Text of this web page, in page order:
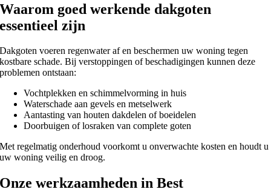
Waarom goed werkende dakgoten
essentieel zijn
Dakgoten voeren regenwater af en beschermen uw woning tegen
kostbare schade. Bij verstoppingen of beschadigingen kunnen deze
problemen ontstaan:
Vochtplekken en schimmelvorming in huis
Waterschade aan gevels en metselwerk
Aantasting van houten dakdelen of boeidelen
Doorbuigen of losraken van complete goten
Met regelmatig onderhoud voorkomt u onverwachte kosten en houdt u
uw woning veilig en droog.
Onze werkzaamheden in Best